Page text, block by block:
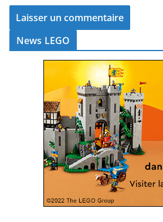
News LEGO